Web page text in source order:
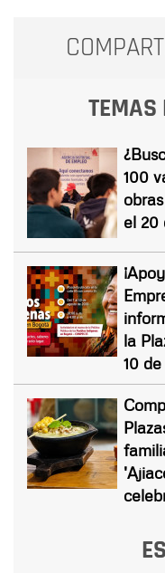
TEMAS
100
el 20
la
10